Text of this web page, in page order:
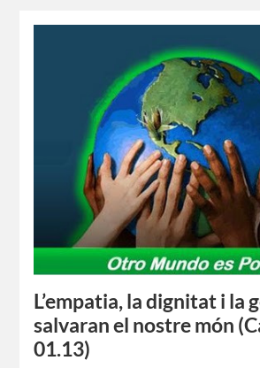
L’empatia, la dignitat i la
salvaran el nostre món
01.13)